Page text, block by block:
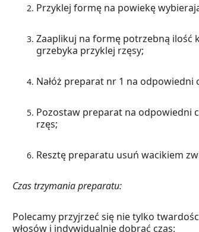
Przyklej formę na powiekę
Zaaplikuj na formę potrzebną ilość
grzebyka przyklej rzęsy;
Nałóż preparat nr 1 na odpowiedni
Pozostaw preparat na odpowiedni
rzęs;
Resztę preparatu usuń wacikiem
Czas trzymania preparatu:
Polecamy przyjrzeć się nie tylko
włosów i indywidualnie dobrać czas: